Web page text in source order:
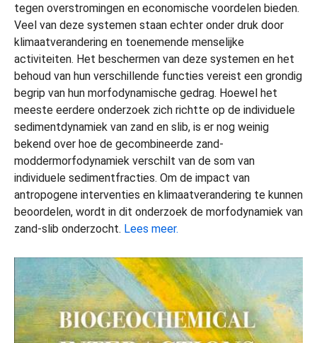
tegen overstromingen en economische voordelen bieden.
Veel van deze systemen staan echter onder druk door
klimaatverandering en toenemende menselijke
activiteiten. Het beschermen van deze systemen en het
behoud van hun verschillende functies vereist een grondig
begrip van hun morfodynamische gedrag. Hoewel het
meeste eerdere onderzoek zich richtte op de individuele
sedimentdynamiek van zand en slib, is er nog weinig
bekend over hoe de gecombineerde zand-
moddermorfodynamiek verschilt van de som van
individuele sedimentfracties. Om de impact van
antropogene interventies en klimaatverandering te kunnen
beoordelen, wordt in dit onderzoek de morfodynamiek van
zand-slib onderzocht. Lees meer.